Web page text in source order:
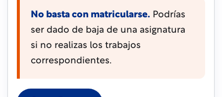
No basta con matricularse. Podrías
ser dado de baja de una asignatura
si no realizas los trabajos
correspondientes.